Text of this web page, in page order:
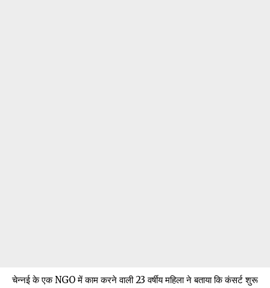
चेन्नई के एक NGO में काम करने वाली 23 वर्षीय महिला ने बताया कि कंसर्ट शुरू